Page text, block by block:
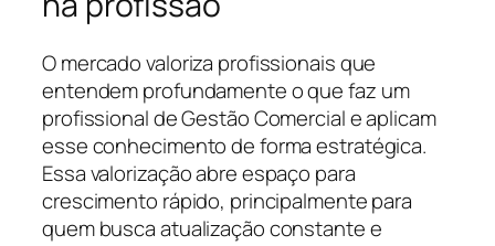
O mercado valoriza profissionais que
entendem profundamente o que faz um
profissional de Gestão Comercial e aplicam
esse conhecimento de forma estratégica.
Essa valorização abre espaço para
crescimento rápido, principalmente para
quem busca atualização constante e